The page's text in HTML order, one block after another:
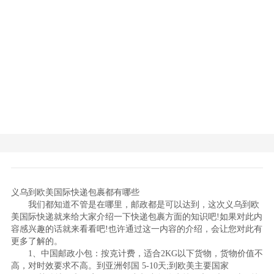
义乌到欧美国际快递包裹都有哪些
我们都知道不管是在哪里，邮政都是可以达到，这次义乌到欧
美国际快递就来给大家介绍一下快递包裹方面的知识吧!如果对此内
容感兴趣的话就来看看吧!也许通过这一内容的介绍，会让您对此有
更多了解的。
1、中国邮政小包：按克计费，适合2KG以下货物，货物价值不
高，对时效要求不高。到亚洲邻国 5-10天;到欧美主要国家